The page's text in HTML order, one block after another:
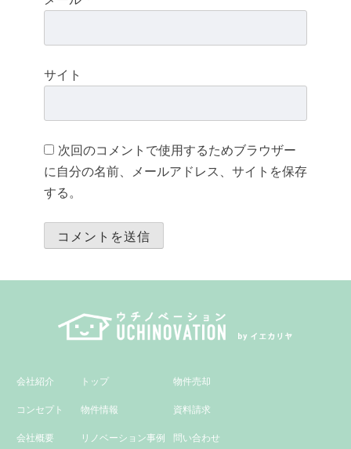
サイト
次回のコメントで使用するためブラウザー
に自分の名前、メールアドレス、サイトを保存
する。
会社紹介
コンセプト
会社概要
トップ
物件情報
リノベーション事例
物件売却
資料請求
問い合わせ